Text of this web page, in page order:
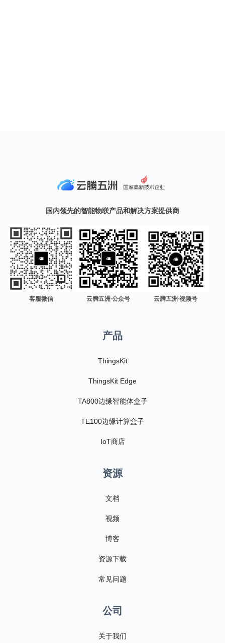
国内领先的智能物联产品和解决方案提供商
客服微信 云腾五洲·公众号 云腾五洲·视频号
产品
ThingsKit
ThingsKit Edge
TA800边缘智能体盒子
TE100边缘计算盒子
IoT商店
资源
文档
视频
博客
资源下载
常见问题
公司
关于我们